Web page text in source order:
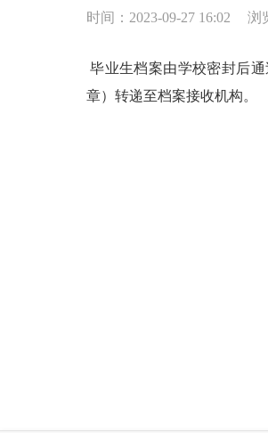
时间：2023-09-27 16:02 浏
毕业生档案由学校密封后
章）转递至档案接收机构。